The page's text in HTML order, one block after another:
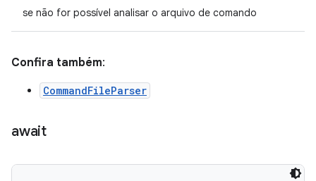
se não for possível analisar o arquivo de comando
Confira também:
CommandFileParser
await